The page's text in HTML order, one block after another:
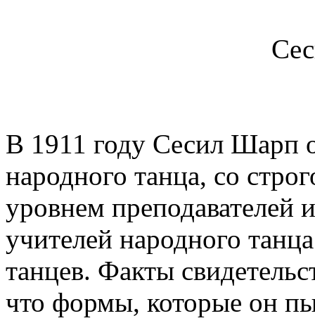
В 1911 году Сесил Шарп
народного танца, со
уровнем преподавателей
учителей народного
танцев. Факты
что формы, которые он